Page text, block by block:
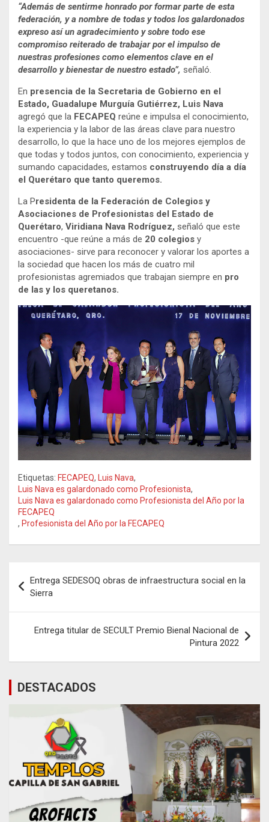
“Además de sentirme honrado por formar parte de esta
federación, y a nombre de todas y todos los galardonados
expreso así un agradecimiento y sobre todo ese
compromiso reiterado de trabajar por el impulso de
nuestras profesiones como elementos clave en el
desarrollo y bienestar de nuestro estado”, señaló.
En presencia de la Secretaria de Gobierno en el
Estado, Guadalupe Murguía Gutiérrez, Luis Nava
agregó que la FECAPEQ reúne e impulsa el conocimiento,
la experiencia y la labor de las áreas clave para nuestro
desarrollo, lo que la hace uno de los mejores ejemplos de
que todas y todos juntos, con conocimiento, experiencia y
sumando capacidades, estamos construyendo día a día
el Querétaro que tanto queremos.
La Presidenta de la Federación de Colegios y
Asociaciones de Profesionistas del Estado de
Querétaro, Viridiana Nava Rodríguez, señaló que este
encuentro -que reúne a más de 20 colegios y
asociaciones- sirve para reconocer y valorar los aportes a
la sociedad que hacen los más de cuatro mil
profesionistas agremiados que trabajan siempre en pro
de las y los queretanos.
Etiquetas: FECAPEQ, Luis Nava,
Luis Nava es galardonado como Profesionista,
Luis Nava es galardonado como Profesionista del Año por la
FECAPEQ
, Profesionista del Año por la FECAPEQ
de
entradas
Entrega SEDESOQ obras de infraestructura social en la
Sierra
Entrega titular de SECULT Premio Bienal Nacional de
Pintura 2022
DESTACADOS